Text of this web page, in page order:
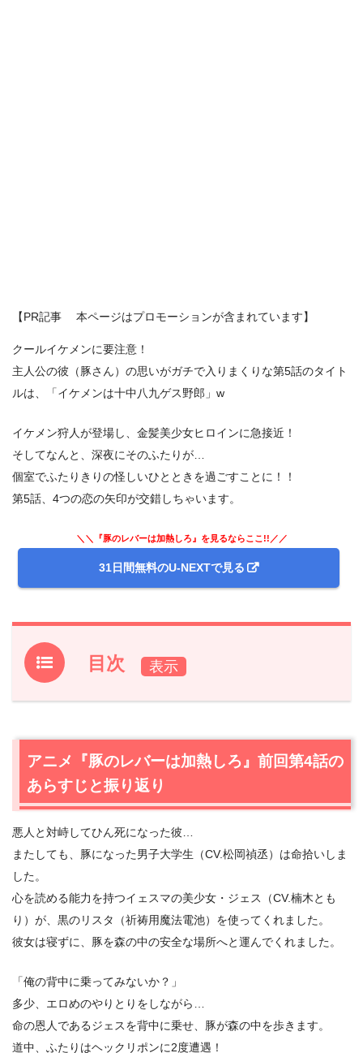
【PR記事 本ページはプロモーションが含まれています】
クールイケメンに要注意！
主人公の彼（豚さん）の思いがガチで入りまくりな第5話のタイト
ルは、「イケメンは十中八九ゲス野郎」w
イケメン狩人が登場し、金髪美少女ヒロインに急接近！
そしてなんと、深夜にそのふたりが…
個室でふたりきりの怪しいひとときを過ごすことに！！
第5話、4つの恋の矢印が交錯しちゃいます。
＼＼『豚のレバーは加熱しろ』を見るならここ!!／／
31日間無料のU-NEXTで見る
目次
1.アニメ『豚のレバーは加熱しろ』前回第4話のあらすじと
【ネタバレあり】アニメ『豚のレバーは加熱しろ』第5
話あらすじと感想
2.1 やべぇ感じのイケメン狩人現る！
2.3 交錯する4つの恋心。
2.4
イケメン狩人が、ヘックリポン（見てくるだけの動
2.5酔い潰れ金髪美女とイケメン狩人が、密室で過ごした
ひととき…
2.6 13歳少女の叶わぬ片想い。
アニメ『豚のレバーは加熱しろ』前回第4話の
あらすじと振り返り
悪人と対峙してひん死になった彼…
またしても、豚になった男子大学生（CV.松岡禎丞）は命拾いしま
した。
心を読める能力を持つイェスマの美少女・ジェス（CV.楠木とも
り）が、黒のリスタ（祈祷用魔法電池）を使ってくれました。
彼女は寝ずに、豚を森の中の安全な場所へと運んでくれました。
「俺の背中に乗ってみないか？」
多少、エロめのやりとりをしながら…
命の恩人であるジェスを背中に乗せ、豚が森の中を歩きます。
道中、ふたりはヘックリポンに2度遭遇！